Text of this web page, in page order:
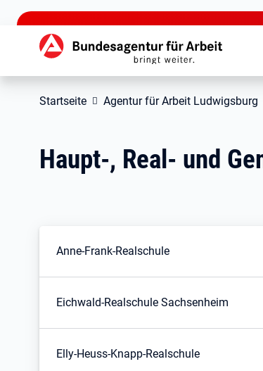
zu den Hauptinhalten springen
Hauptnavigation
Startseite Agentur für Arbeit Ludwigsburg
Haupt-, Real- und
Anne-Frank-Realschule
Eichwald-Realschule Sachsenheim
Elly-Heuss-Knapp-Realschule